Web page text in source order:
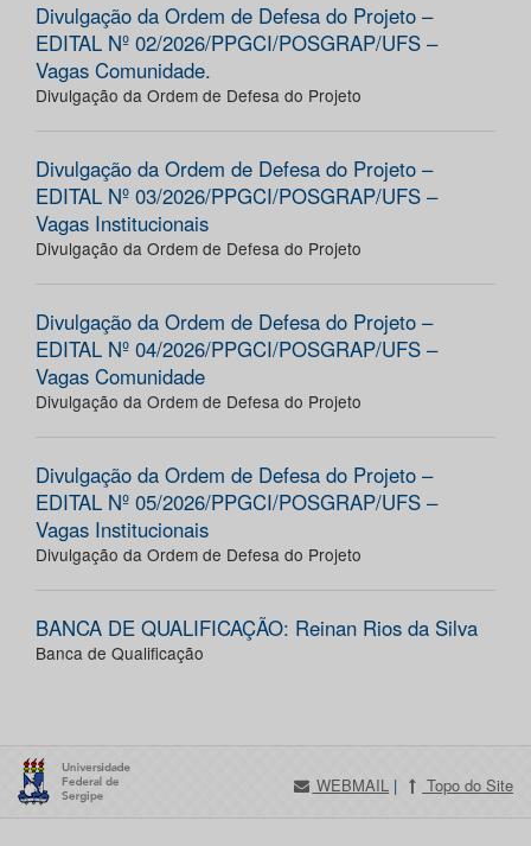
Divulgação da Ordem de Defesa do Projeto –
EDITAL Nº 02/2026/PPGCI/POSGRAP/UFS –
Vagas Comunidade.
Divulgação da Ordem de Defesa do Projeto
Divulgação da Ordem de Defesa do Projeto –
EDITAL Nº 03/2026/PPGCI/POSGRAP/UFS –
Vagas Institucionais
Divulgação da Ordem de Defesa do Projeto
Divulgação da Ordem de Defesa do Projeto –
EDITAL Nº 04/2026/PPGCI/POSGRAP/UFS –
Vagas Comunidade
Divulgação da Ordem de Defesa do Projeto
Divulgação da Ordem de Defesa do Projeto –
EDITAL Nº 05/2026/PPGCI/POSGRAP/UFS –
Vagas Institucionais
Divulgação da Ordem de Defesa do Projeto
BANCA DE QUALIFICAÇÃO: Reinan Rios da Silva
Banca de Qualificação
WEBMAIL | Topo do Site